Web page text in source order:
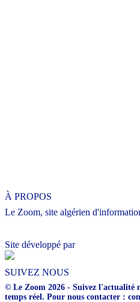
À PROPOS
Le Zoom, site algérien
Site développé par
SUIVEZ NOUS
© Le Zoom 2026 - Suivez l'actualité
temps réel. Pour nous contacter :